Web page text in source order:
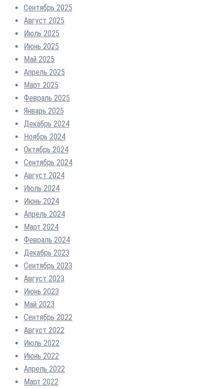
Сентябрь 2025
Август 2025
Июль 2025
Июнь 2025
Май 2025
Апрель 2025
Март 2025
Февраль 2025
Январь 2025
Декабрь 2024
Ноябрь 2024
Октябрь 2024
Сентябрь 2024
Август 2024
Июль 2024
Июнь 2024
Апрель 2024
Март 2024
Февраль 2024
Декабрь 2023
Сентябрь 2023
Август 2023
Июнь 2023
Май 2023
Сентябрь 2022
Август 2022
Июль 2022
Июнь 2022
Апрель 2022
Март 2022